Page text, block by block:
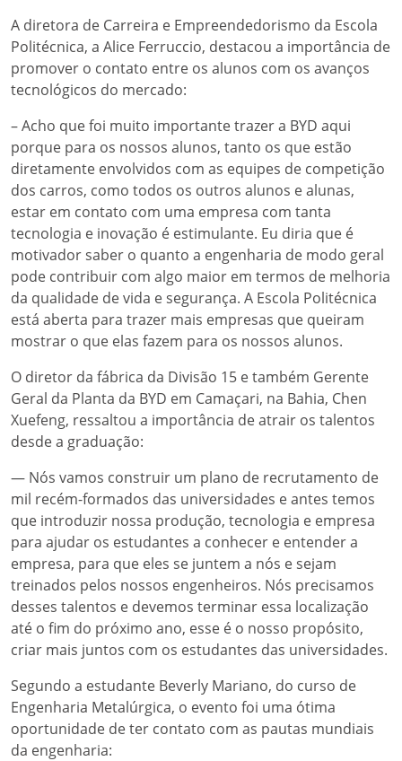
A diretora de Carreira e Empreendedorismo da Escola
Politécnica, a Alice Ferruccio, destacou a importância de
promover o contato entre os alunos com os avanços
tecnológicos do mercado:
– Acho que foi muito importante trazer a BYD aqui
porque para os nossos alunos, tanto os que estão
diretamente envolvidos com as equipes de competição
dos carros, como todos os outros alunos e alunas,
estar em contato com uma empresa com tanta
tecnologia e inovação é estimulante. Eu diria que é
motivador saber o quanto a engenharia de modo geral
pode contribuir com algo maior em termos de melhoria
da qualidade de vida e segurança. A Escola Politécnica
está aberta para trazer mais empresas que queiram
mostrar o que elas fazem para os nossos alunos.
O diretor da fábrica da Divisão 15 e também Gerente
Geral da Planta da BYD em Camaçari, na Bahia, Chen
Xuefeng, ressaltou a importância de atrair os talentos
desde a graduação:
— Nós vamos construir um plano de recrutamento de
mil recém-formados das universidades e antes temos
que introduzir nossa produção, tecnologia e empresa
para ajudar os estudantes a conhecer e entender a
empresa, para que eles se juntem a nós e sejam
treinados pelos nossos engenheiros. Nós precisamos
desses talentos e devemos terminar essa localização
até o fim do próximo ano, esse é o nosso propósito,
criar mais juntos com os estudantes das universidades.
Segundo a estudante Beverly Mariano, do curso de
Engenharia Metalúrgica, o evento foi uma ótima
oportunidade de ter contato com as pautas mundiais
da engenharia: